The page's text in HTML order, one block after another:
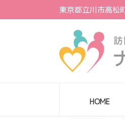
東京都立川市高松
HOME